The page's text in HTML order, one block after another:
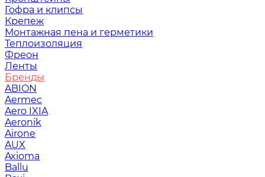
Гофра и клипсы
Крепеж
Монтажная пена и герметики
Теплоизоляция
Фреон
Ленты
Бренды
ABION
Aermec
Aero IXIA
Aeronik
Airone
AUX
Axioma
Ballu